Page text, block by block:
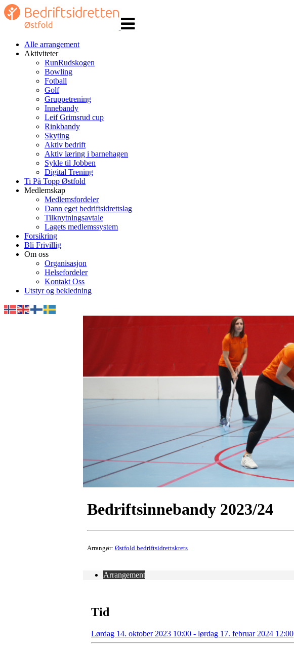
navigasjon
Alle arrangement
Aktiviteter
RunRudskogen
Bowling
Fotball
Golf
Gruppetrening
Innebandy
Leif Grimsrud cup
Rinkbandy
Skyting
Aktiv bedrift
Aktiv læring i barnehagen
Sykle til Jobben
Digital Trening
Ti På Topp Østfold
Medlemskap
Medlemsfordeler
Dann eget bedriftsidrettslag
Tilknytningsavtale
Lagets medlemssystem
Forsikring
Bli Frivillig
Om oss
Organisasjon
Helsefordeler
Kontakt Oss
Utstyr og bekledning
Bedriftsinnebandy 2023/24
Arrangør: Østfold bedriftsidrettskrets
Arrangement
Tid
Lørdag 14. oktober 2023 10:00 - lørdag 17. februar 2024 12:00